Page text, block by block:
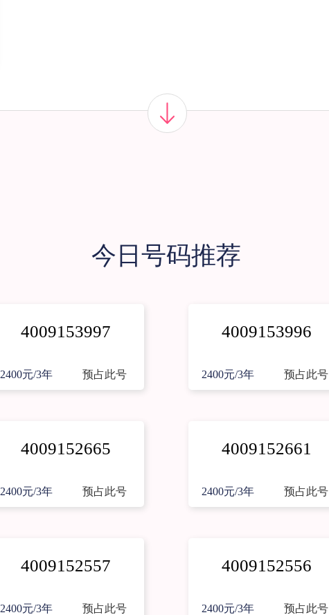
今日号码推荐
4009153997
2400元/3年 预占此号
4009153996
2400元/3年 预占此号
4009152665
2400元/3年 预占此号
4009152661
2400元/3年 预占此号
4009152557
2400元/3年 预占此号
4009152556
2400元/3年 预占此号